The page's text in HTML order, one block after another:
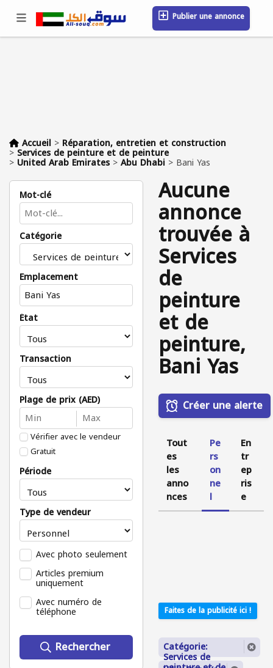
Publier une annonce
Se connecter / S'inscrire
Accueil > Réparation, entretien et construction
> Services de peinture et de peinture
> United Arab Emirates >Abu Dhabi > Bani Yas
Mot-clé
Catégorie
Emplacement
État
Transaction
Plage de prix (AED)
Vérifier avec le vendeur
Gratuit
Période
Type de vendeur
Avec photo seulement
Articles premium
uniquement
Avec numéro de
téléphone
Rechercher
Aucune
annonce
trouvée à
Services
de
peinture
et de
peinture,
Bani Yas
Créer une alerte
Tout
es
les
anno
nces
Pe
rs
on
ne
l
En
tr
ep
ris
e
Faites de la publicité ici !
Catégorie:
Services de